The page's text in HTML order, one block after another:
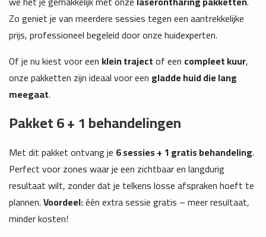
Zo geniet je van meerdere sessies tegen een aantrekkelijke
prijs, professioneel begeleid door onze huidexperten.
Of je nu kiest voor een klein trajectof een compleet kuur,
onze pakketten zijn ideaal voor een gladde huid die lang
meegaat.
Pakket 6 + 1 behandelingen
Met dit pakket ontvang je 6 sessies + 1 gratis behandeling.
Perfect voor zones waar je een zichtbaar en langdurig
resultaat wilt, zonder dat je telkens losse afspraken hoeft te
plannen.Voordeel:één extra sessie gratis – meer resultaat,
minder kosten!